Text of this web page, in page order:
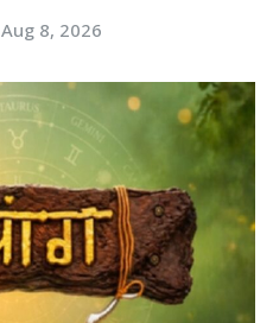
Aug 8, 2026